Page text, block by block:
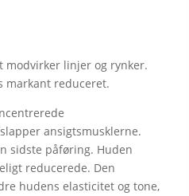
modvirker linjer og rynker.
markant reduceret.
ansigtsmusklerne.
sidste påføring. Huden
reducerede. Den
hudens elasticitet og tone,